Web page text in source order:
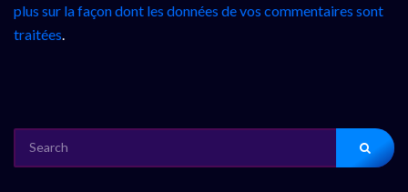
plus sur la façon dont les données de vos commentaires sont
traitées.
FOR: